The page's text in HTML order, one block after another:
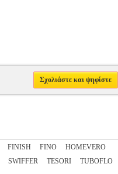
Σχολιάστε και ψηφίστε
FINISH FINO
HOMEVERO
SWIFFER TESORI
TUBOFLO